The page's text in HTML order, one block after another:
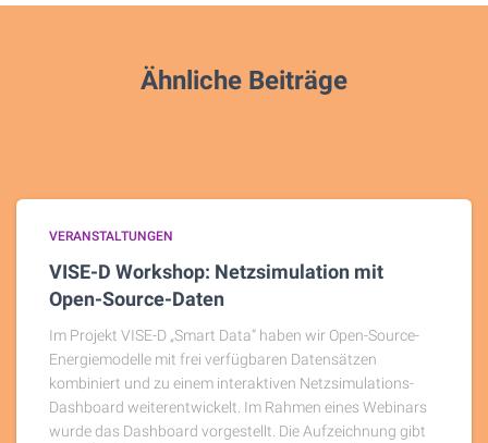
Ähnliche Beiträge
VERANSTALTUNGEN
VISE-D Workshop: Netzsimulation mit
Open-Source-Daten
Im Projekt VISE-D „Smart Data“ haben wir Open-Source-
Energiemodelle mit frei verfügbaren Datensätzen
kombiniert und zu einem interaktiven Netzsimulations-
Dashboard weiterentwickelt. Im Rahmen eines Webinars
wurde das Dashboard vorgestellt. Die Aufzeichnung gibt